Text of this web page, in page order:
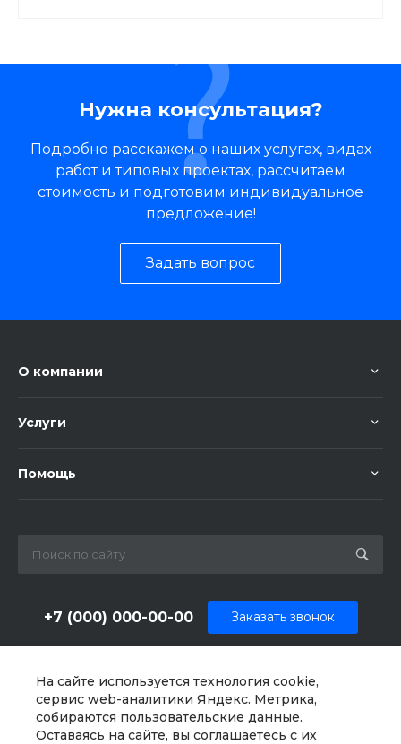
На сайте используется технология cookie,
сервис web-аналитики Яндекс. Метрика,
собираются пользовательские данные.
Оставаясь на сайте, вы соглашаетесь с их
Нужна консультация?
Подробно расскажем о наших услугах, видах
работ и типовых проектах, рассчитаем
стоимость и подготовим индивидуальное
предложение!
Задать вопрос
О компании
Услуги
Помощь
+7 (000) 000-00-00 Заказать звонок
г. Москва, ул. Шапкина, д. 11